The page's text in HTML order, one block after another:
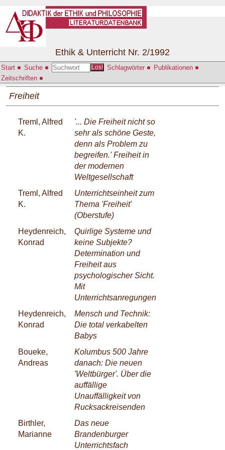
Start Suche Los! Schlagwörter
Publikationen
Zeitschriften
Ethik & Unterricht Nr. 2/1992
Freiheit
Treml, Alfred
K.
'... Die Freiheit nicht so
sehr als schöne Geste,
denn als Problem zu
begreifen.' Freiheit in
der modernen
Weltgesellschaft
Treml, Alfred
K.
Unterrichtseinheit zum
Thema 'Freiheit'
(Oberstufe)
Heydenreich,
Konrad
Quirlige Systeme und
keine Subjekte?
Determination und
Freiheit aus
psychologischer Sicht.
Mit
Unterrichtsanregungen
Heydenreich,
Konrad
Mensch und Technik:
Die total verkabelten
Babys
Boueke,
Andreas
Kolumbus 500 Jahre
danach: Die neuen
'Weltbürger'. Über die
auffällige
Unauffälligkeit von
Rucksackreisenden
Birthler,
Marianne
Das neue
Brandenburger
Unterrichtsfach